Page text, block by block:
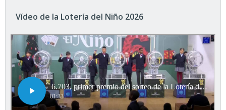
Vídeo de la Lotería del Niño 2026